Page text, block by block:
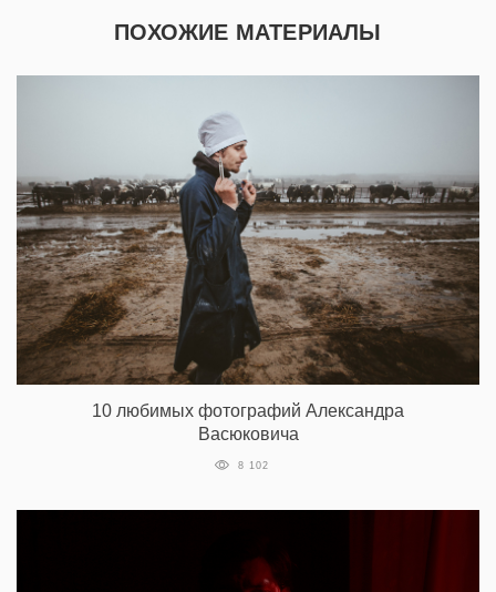
ПОХОЖИЕ МАТЕРИАЛЫ
10 любимых фотографий Александра
Васюковича
8 102